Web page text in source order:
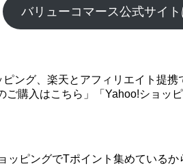
バリューコマース公式サイト
ング、楽天とアフィリエイト提
購入はこちら」「Yahoo!ショッ
ピングでTポイント集めている